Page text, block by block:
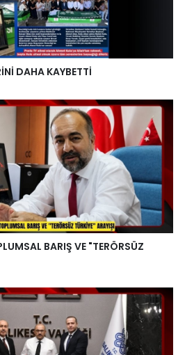
DAHA KAYBETTİ
BARIŞ VE "TERÖRSÜZ